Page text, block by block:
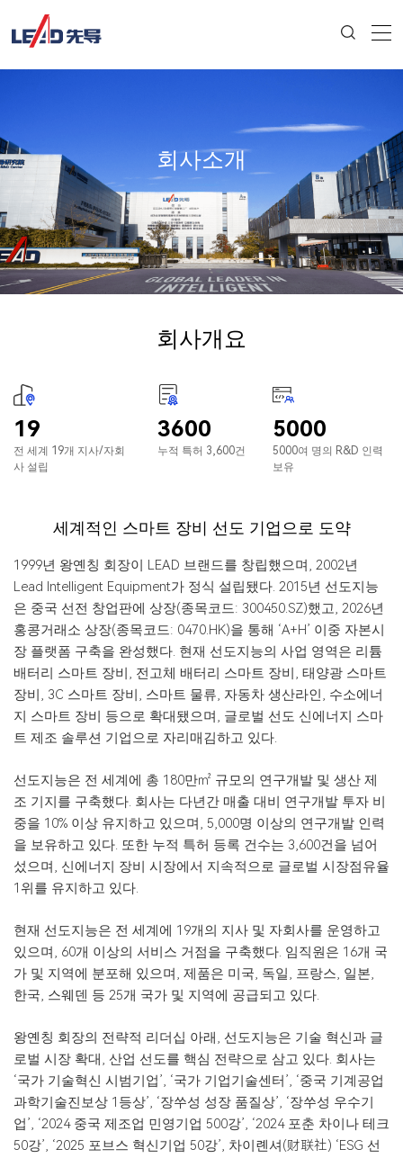
회사소개
회사개요
19
전 세계 19개 지사/자회
사 설립
3600
누적 특허 3,600건
5000
5000여 명의 R&D 인력
보유
세계적인 스마트 장비 선도 기업으로 도약
1999년 왕옌칭 회장이 LEAD 브랜드를 창립했으며, 2002년
Lead Intelligent Equipment가 정식 설립됐다. 2015년 선도지능
은 중국 선전 창업판에 상장(종목코드: 300450.SZ)했고, 2026년
홍콩거래소 상장(종목코드: 0470.HK)을 통해 ‘A+H’ 이중 자본시
장 플랫폼 구축을 완성했다. 현재 선도지능의 사업 영역은 리튬
배터리 스마트 장비, 전고체 배터리 스마트 장비, 태양광 스마트
장비, 3C 스마트 장비, 스마트 물류, 자동차 생산라인, 수소에너
지 스마트 장비 등으로 확대됐으며, 글로벌 선도 신에너지 스마
트 제조 솔루션 기업으로 자리매김하고 있다.
선도지능은 전 세계에 총 180만㎡ 규모의 연구개발 및 생산 제
조 기지를 구축했다. 회사는 다년간 매출 대비 연구개발 투자 비
중을 10% 이상 유지하고 있으며, 5,000명 이상의 연구개발 인력
을 보유하고 있다. 또한 누적 특허 등록 건수는 3,600건을 넘어
섰으며, 신에너지 장비 시장에서 지속적으로 글로벌 시장점유율
1위를 유지하고 있다.
현재 선도지능은 전 세계에 19개의 지사 및 자회사를 운영하고
있으며, 60개 이상의 서비스 거점을 구축했다. 임직원은 16개 국
가 및 지역에 분포해 있으며, 제품은 미국, 독일, 프랑스, 일본,
한국, 스웨덴 등 25개 국가 및 지역에 공급되고 있다.
왕옌칭 회장의 전략적 리더십 아래, 선도지능은 기술 혁신과 글
로벌 시장 확대, 산업 선도를 핵심 전략으로 삼고 있다. 회사는
‘국가 기술혁신 시범기업’, ‘국가 기업기술센터’, ‘중국 기계공업
과학기술진보상 1등상’, ‘장쑤성 성장 품질상’, ‘장쑤성 우수기
업’, ‘2024 중국 제조업 민영기업 500강’, ‘2024 포춘 차이나 테크
50강’, ‘2025 포브스 혁신기업 50강’, 차이롄셔(财联社) ‘ESG 선